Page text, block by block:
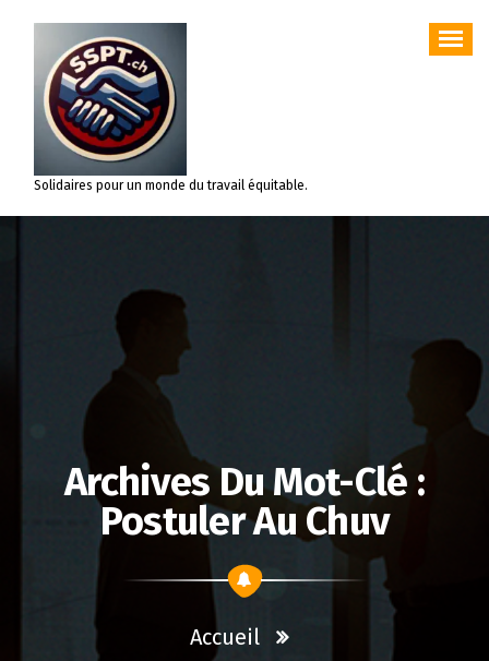
contenu
Solidaires pour un monde du travail équitable.
Archives Du Mot-Clé :
Postuler Au Chuv
Accueil